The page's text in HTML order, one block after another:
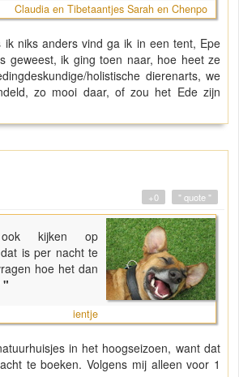
Claudia en Tibetaantjes Sarah en Chenpo
ik niks anders vind ga ik in een tent, Epe
geweest, ik ging toen naar, hoe heet ze
holistische dierenarts, we
zo mooi daar, of zou het Ede zijn
" quote "
+0
kijken op
is per nacht te
hoe het dan
"
ientje
in het hoogseizoen, want dat
te boeken. Volgens mij alleen voor 1